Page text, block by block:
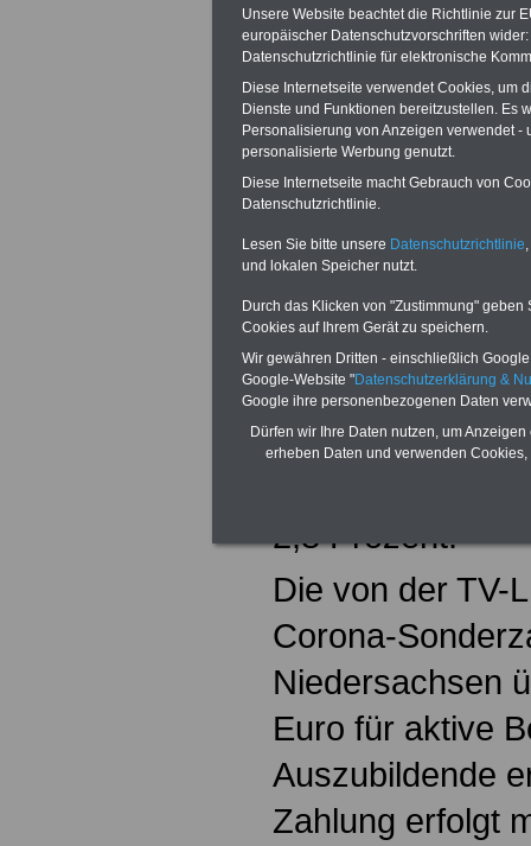
Tarifergebnis
und 2023
Niedersachsen
Tarifergebnis
Beamten sowie
übernehmen
2,8 Prozent.
Die von der TV-
Corona-
Niedersachsen
Euro für aktive
Auszubildende
Zahlung erfolgt
Unsere Website beachtet die Richtlinie zur
europäischer Datenschutzvorschriften
Datenschutzrichtlinie für elektronische
Diese Internetseite verwendet Cookies, um
Dienste und Funktionen bereitzustellen. Es
Personalisierung von Anzeigen verwendet
personalisierte Werbung genutzt.
Diese Internetseite macht Gebrauch von
Datenschutzrichtlinie.
Lesen Sie bitte unsere Datenschutzrichtlinie
und lokalen Speicher nutzt.
Durch das Klicken von "Zustimmung"
Cookies auf Ihrem Gerät zu speichern.
Wir gewähren Dritten - einschließlich
Google-Website "Datenschutzerklärung &
Google ihre personenbezogenen Daten
Dürfen wir Ihre Daten nutzen, um
erheben Daten und verwenden